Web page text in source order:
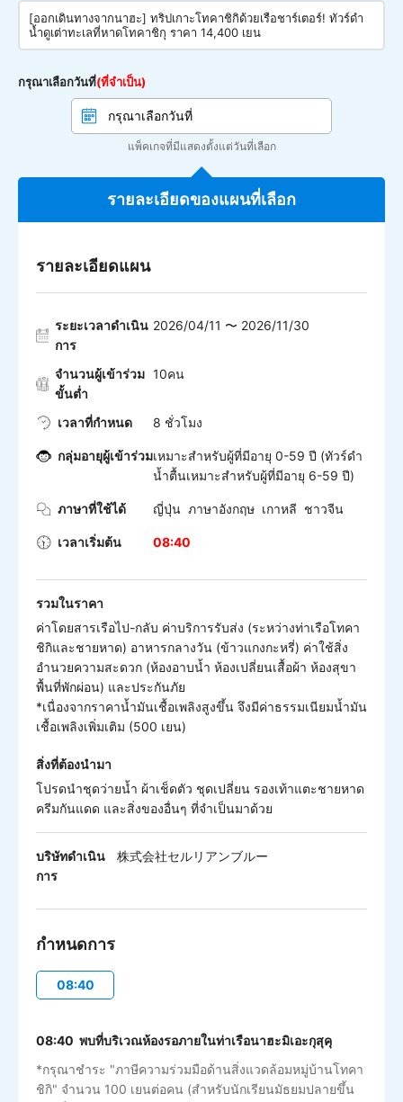
[ออกเดินทางจากนาฮะ] ทริปเกาะโทคาชิกิด้วยเรือชาร์เตอร์! ทัวร์ดำ
น้ำดูเต่าทะเลที่หาดโทคาชิกุ ราคา 14,400 เยน
กรุณาเลือกวันที่(ที่จำเป็น)
แพ็คเกจที่มีแสดงตั้งแต่วันที่เลือก
รายละเอียดของแผนที่เลือก
รายละเอียดแผน
ระยะเวลาดำเนิน
การ
2026/04/11 〜 2026/11/30
จำนวนผู้เข้าร่วม
ขั้นต่ำ
10คน
เวลาที่กำหนด 8 ชั่วโมง
กลุ่มอายุผู้เข้าร่วมเหมาะสำหรับผู้ที่มีอายุ 0-59 ปี (ทัวร์ดำ
น้ำตื้นเหมาะสำหรับผู้ที่มีอายุ 6-59 ปี)
ภาษาที่ใช้ได้ ญี่ปุ่น ภาษาอังกฤษ เกาหลี ชาวจีน
เวลาเริ่มต้น 08:40
รวมในราคา
ค่าโดยสารเรือไป-กลับ ค่าบริการรับส่ง (ระหว่างท่าเรือโทคา
ชิกิและชายหาด) อาหารกลางวัน (ข้าวแกงกะหรี่) ค่าใช้สิ่ง
อำนวยความสะดวก (ห้องอาบน้ำ ห้องเปลี่ยนเสื้อผ้า ห้องสุขา
พื้นที่พักผ่อน) และประกันภัย
*เนื่องจากราคาน้ำมันเชื้อเพลิงสูงขึ้น จึงมีค่าธรรมเนียมน้ำมัน
เชื้อเพลิงเพิ่มเติม (500 เยน)
สิ่งที่ต้องนำมา
โปรดนำชุดว่ายน้ำ ผ้าเช็ดตัว ชุดเปลี่ยน รองเท้าแตะชายหาด
ครีมกันแดด และสิ่งของอื่นๆ ที่จำเป็นมาด้วย
บริษัทดำเนิน
การ
株式会社セルリアンブルー
กำหนดการ
08:40
08:40 พบที่บริเวณห้องรอภายในท่าเรือนาฮะมิเอะกุสุคุ
*กรุณาชำระ "ภาษีความร่วมมือด้านสิ่งแวดล้อมหมู่บ้านโทคา
ชิกิ" จำนวน 100 เยนต่อคน (สำหรับนักเรียนมัธยมปลายขึ้น